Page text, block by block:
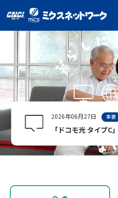
2026年06月27日 重要
「ドコモ光 タイプC